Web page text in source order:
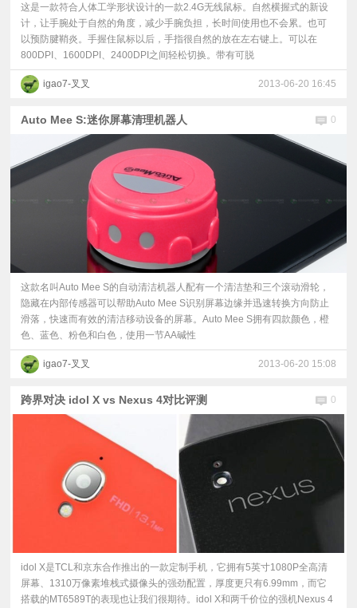
这是一款符合人体工学形状设计的一款2.4G无线鼠标。自然横握式的新设
计，让手腕处于自然的角度，减少手腕负担，长时间使用也不会累。也可
以预防腱鞘炎。手握住鼠标以后，手指很自然的放在左右键上。可以在
800DPI、1600DPI、2400DPI之间轻松切换。带有可脱
igao7-叉叉 2013-06-20 16:45
Auto Mee S:迷你屏幕清理机器人 0
这款名叫Auto Mee S的自动清洁机器人配有一个清洁垫和三个滚动滑轮，
隐藏在内部传感器可以帮助Auto Mee S识别屏幕边缘并迅速转换方向防止
滑落，快速而有效的清洁移动设备的屏幕。Auto Mee S拥有四款颜色，橙
色、蓝色、粉色和白色，使用一节AA碱性
igao7-叉叉 2013-06-20 15:08
跨界对决 idol X vs Nexus 4对比评测 0
idol X是TCL和京东合作推出的一款定制手机，它拥有5英寸1080P全高清
屏幕、1310万像素堆栈式摄像头的强劲配置，厚度更只有6.99mm，而它
搭载的MT6589T的表现也让我们很期待。idol X和两千价位的强机Nexus 4